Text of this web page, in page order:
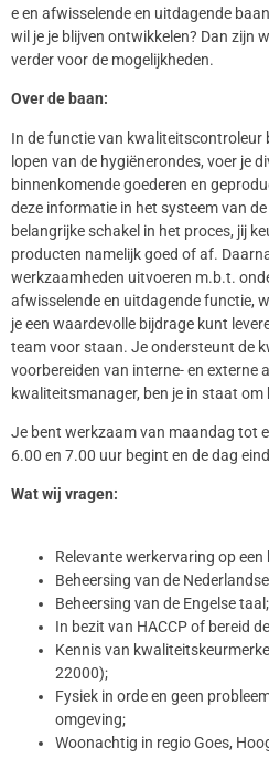
e en afwisselende en uitdagende
wil je je blijven ontwikkelen? Dan zijn
verder voor de mogelijkheden.
Over de baan:
In de functie van kwaliteitscontroleur
lopen van de hygiënerondes, voer je
binnenkomende goederen en
deze informatie in het systeem van
belangrijke schakel in het proces, jij
producten namelijk goed of af.
werkzaamheden uitvoeren m.b.t.
afwisselende en uitdagende functie,
je een waardevolle bijdrage kunt
team voor staan. Je ondersteunt de
voorbereiden van interne- en externe
kwaliteitsmanager, ben je in staat
Je bent werkzaam van maandag tot
6.00 en 7.00 uur begint en de dag
Wat wij vragen:
Relevante werkervaring op
Beheersing van de
Beheersing van de Engelse taal;
In bezit van HACCP of bereid
Kennis van
22000);
Fysiek in orde en geen
omgeving;
Woonachtig in regio Goes,